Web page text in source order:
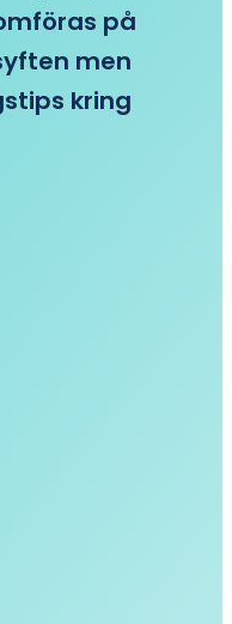
på
men
kring